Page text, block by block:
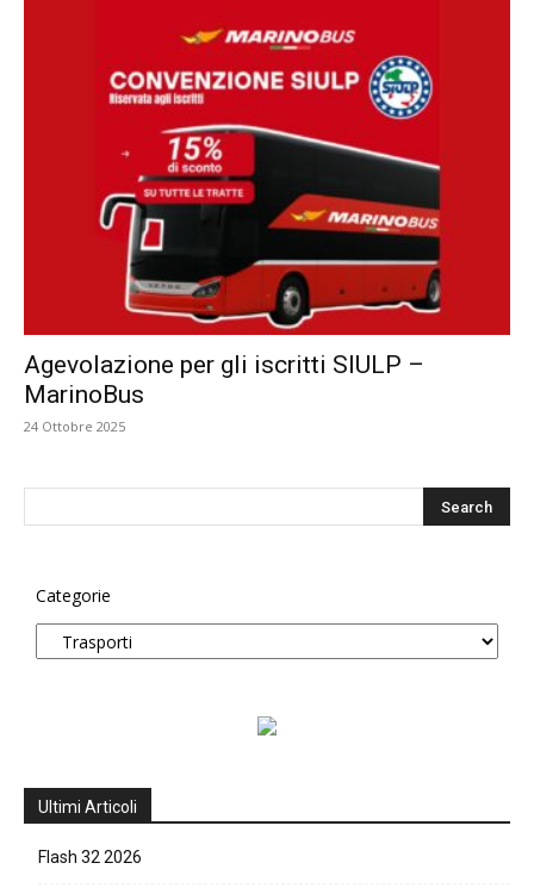
Agevolazione per gli iscritti SIULP –
MarinoBus
24 Ottobre 2025
Categorie
Ultimi Articoli
Flash 32 2026